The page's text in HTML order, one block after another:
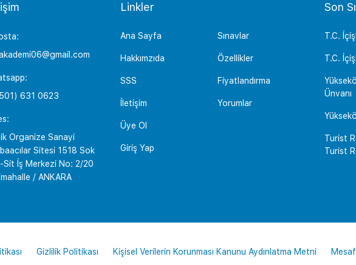
631 0623
Organize Sanayi
Sitesi 1518 Sok
Sit İş Merkezi No: 2/20
/ ANKARA
Linkler
Ana Sayfa
Hakkımzıda
SSS
İletişim
Üye Ol
Giriş Yap
Sınavlar
Özellikler
Fiyatlandırma
Yorumlar
Son
T.C.
T.C.
Ünvanı
Turist
Turist
Gizlilik Politikası Kişisel Verilerin Korunması Kanunu Aydınlatma Metni